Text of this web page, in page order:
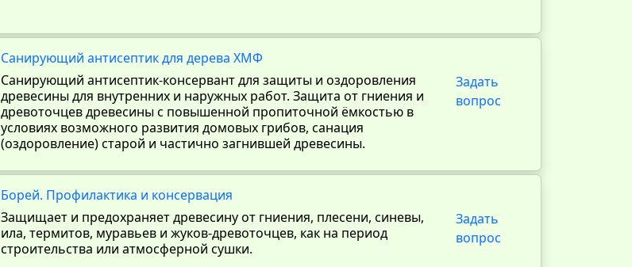
Санирующий антисептик для дерева ХМФ
Санирующий антисептик-консервант для защиты и оздоровления
древесины для внутренних и наружных работ. Защита от гниения и
древоточцев древесины с повышенной пропиточной ёмкостью в
условиях возможного развития домовых грибов, санация
(оздоровление) старой и частично загнившей древесины.
Задать
вопрос
Борей. Профилактика и консервация
Защищает и предохраняет древесину от гниения, плесени, синевы,
ила, термитов, муравьев и жуков-древоточцев, как на период
строительства или атмосферной сушки.
Задать
вопрос